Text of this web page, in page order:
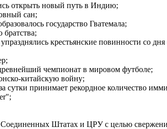
открыть новый путь в Индию;
сан;
государство Гватемала;
крестьянские повинности со дня
чемпионат в мировом футболе;
китайскую войну;
принимает рекордное количество
Штатах и ЦРУ с целью